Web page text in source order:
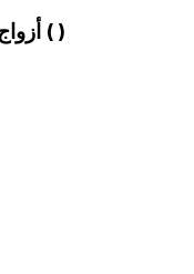
أشهر الكولون السلفادوري (SVC) أزواج ( )